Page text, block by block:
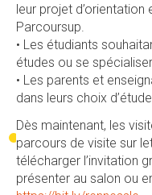
leur projet
Parcoursup.
• Les étudiants
études ou se spécialiser.
• Les parents et
dans leurs choix
Dès maintenant, les
parcours de visite sur
télécharger l’invitation
présenter au salon ou